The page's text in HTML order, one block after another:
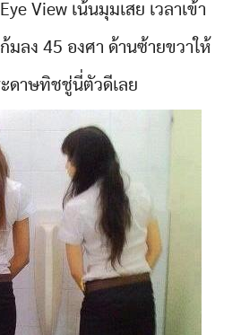
View เน้นมุมเสย เวลาเข้า
มลง 45 องศา ด้านซ้ายขวาให้
ดาษทิชชู่นี่ตัวดีเลย